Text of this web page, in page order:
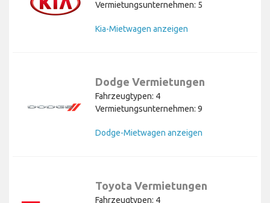
Vermietungsunternehmen: 5
Kia-Mietwagen anzeigen
Dodge Vermietungen
Fahrzeugtypen: 4
Vermietungsunternehmen: 9
Dodge-Mietwagen anzeigen
Toyota Vermietungen
Fahrzeugtypen: 4